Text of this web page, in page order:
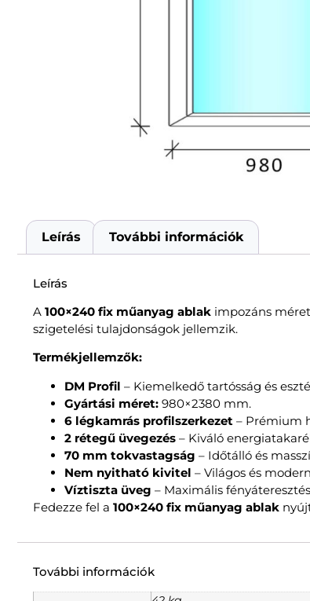
Leírás További információk
Leírás
A 100×240 fix műanyag ablak impozáns
szigetelési tulajdonságok jellemzik.
Termékjellemzők:
DM Profil – Kiemelkedő tartósság és
Gyártási méret: 980×2380 mm.
6 légkamrás profilszerkezet – Prémium
2 rétegű üvegezés – Kiváló
70 mm tokvastagság – Időtálló és
Nem nyitható kivitel – Világos és
Víztiszta üveg – Maximális
Fedezze fel a 100×240 fix műanyag ablak
További információk